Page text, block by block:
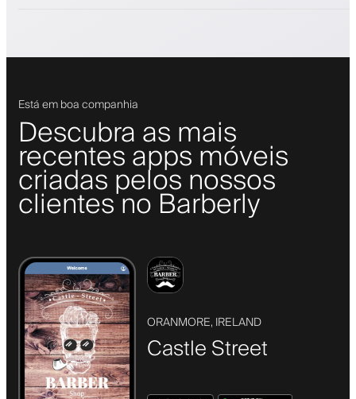
Está em boa companhia
Descubra as mais
recentes apps móveis
criadas pelos nossos
clientes no Barberly
ORANMORE, IRELAND
Castle Street